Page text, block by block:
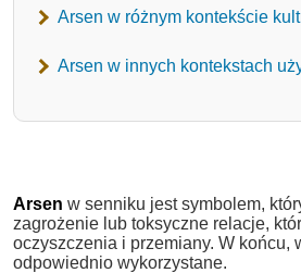
Arsen w różnym kontekście
Arsen w innych kontekstach
Arsen w senniku jest symbolem,
zagrożenie lub toksyczne relacje,
oczyszczenia i przemiany. W końcu,
odpowiednio wykorzystane.